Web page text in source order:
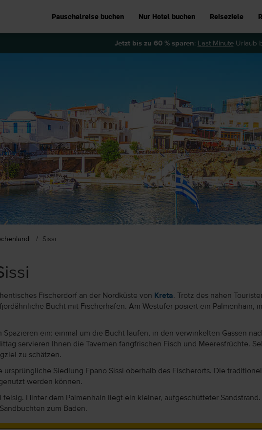
Pauschalreise buchen Nur Hotel buchen Reiseziele
Jetzt bis zu 60 % sparen: Last MinuteUrlaub
Sissi
Fischerdorf an der Nordküste von Kreta. Trotz des nahen
Bucht mit Fischerhafen. Am Westufer posiert ein Palmenhain,
Spazieren ein: einmal um die Bucht laufen, in den verwinkelten Gassen
servieren Ihnen die Tavernen fangfrischen Fisch und Meeresfrüchte.
zu schätzen.
ursprüngliche Siedlung Epano Sissi oberhalb des Fischerorts. Die
werden können.
felsig. Hinter dem Palmenhain liegt ein kleiner, aufgeschütteter
zum Baden.